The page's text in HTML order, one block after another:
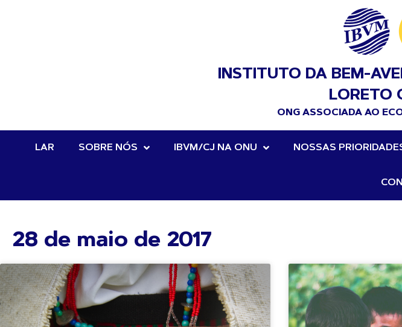
INSTITUTO DA BEM-
LORETO
ONG ASSOCIADA AO
LAR SOBRE NÓS IBVM/CJ NA ONU NOSSAS
28 de maio de 2017